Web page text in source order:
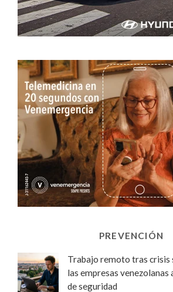
PREVENCIÓN
Trabajo remoto tras crisis
las empresas venezolanas
de seguridad